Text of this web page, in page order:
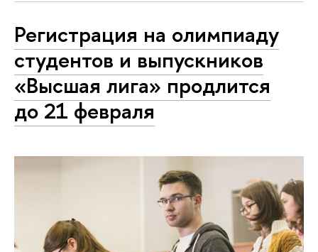
Регистрация на олимпиаду
студентов и выпускников
«Высшая лига» продлится
до 21 февраля